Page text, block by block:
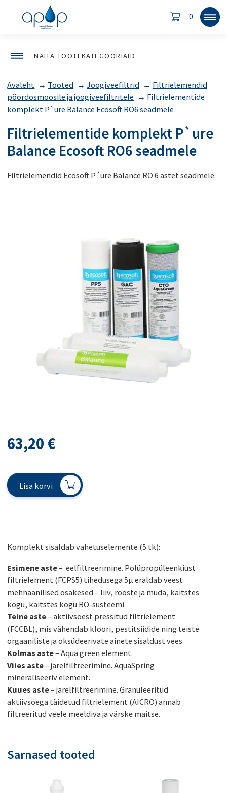
· 0
NÄITA TOOTEKATEGOORIAID
Avaleht → Tooted →Joogiveefiltrid → Filtrielemendid
pöördosmoosile ja joogiveefiltritele → Filtrielementide
komplekt P`ure Balance Ecosoft RO6 seadmele
Filtrielementide komplekt P`ure
Balance Ecosoft RO6 seadmele
Filtrielemendid Ecosoft P´ure Balance RO 6 astet seadmele.
63,20 €
Lisa korvi
Komplekt sisaldab vahetuselemente (5 tk):
Esimene aste– eelfiltreerimine. Polüpropüleenkiust
filtrielement (FCPS5) tihedusega 5µ eraldab veest
mehhaanilised osakesed – liiv, rooste ja muda, kaitstes
kogu, kaitstes kogu RO-süsteemi.
Teine aste– aktiivsöest pressitud filtrielement
(FCCBL), mis vähendab kloori, pestitsiidide ning teiste
orgaaniliste ja oksüdeerivate ainete sisaldust vees.
Kolmas aste– Aqua green element.
Viies aste– järelfiltreerimine. AquaSpring
mineraliseeriv element.
Kuues aste– järelfiltreerimine. Granuleeritud
aktiivsöega täidetud filtrielement (AICRO) annab
filtreeritud veele meeldiva ja värske maitse.
Sarnased tooted